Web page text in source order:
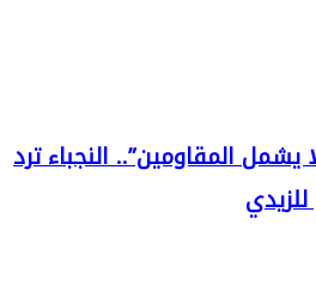
المقاومين”.. النجباء ترد